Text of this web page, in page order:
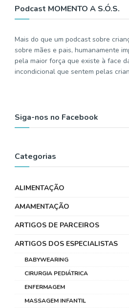
Podcast MOMENTO A S.Ó.S.
Mais do que um podcast sobre
sobre mães e pais, humanamente
pela maior força que existe à face
incondicional que sentem pelas
Siga-nos no Facebook
Categorias
ALIMENTAÇÃO
AMAMENTAÇÃO
ARTIGOS DE PARCEIROS
ARTIGOS DOS ESPECIALISTAS
BABYWEARING
CIRURGIA PEDIÁTRICA
ENFERMAGEM
MASSAGEM INFANTIL